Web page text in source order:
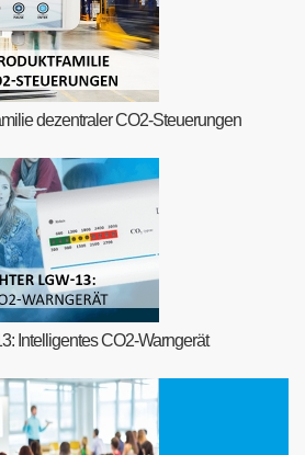
dezentraler CO2-Steuerungen
Intelligentes CO2-Warngerät